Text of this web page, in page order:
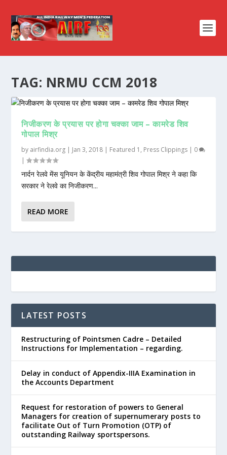
TAG: NRMU CCM 2018
निजीकरण के प्रयास पर होगा चक्का जाम – कामरेड शिव
गोपाल मिश्र
by airfindia.org | Jan 3, 2018 | Featured 1 , Press Clippings | 0
|
नार्दन रेलवे मेंस यूनियन के केंद्रीय महामंत्री शिव गोपाल मिश्र ने कहा कि
सरकार ने रेलवे का निजीकरण...
READ MORE
LATEST POSTS
Restructuring of Pointsmen Cadre – Detailed
Instructions for Implementation – regarding.
Delay in conduct of Appendix-IIIA Examination in
the Accounts Department
Request for restoration of powers to General
Managers for creation of supernumerary posts to
facilitate Out of Turn Promotion (OTP) of
outstanding Railway sportspersons.